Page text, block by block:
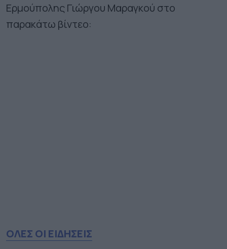
Ερμούπολης Γιώργου Μαραγκού στο
παρακάτω βίντεο:
ΟΛΕΣ ΟΙ ΕΙΔΗΣΕΙΣ